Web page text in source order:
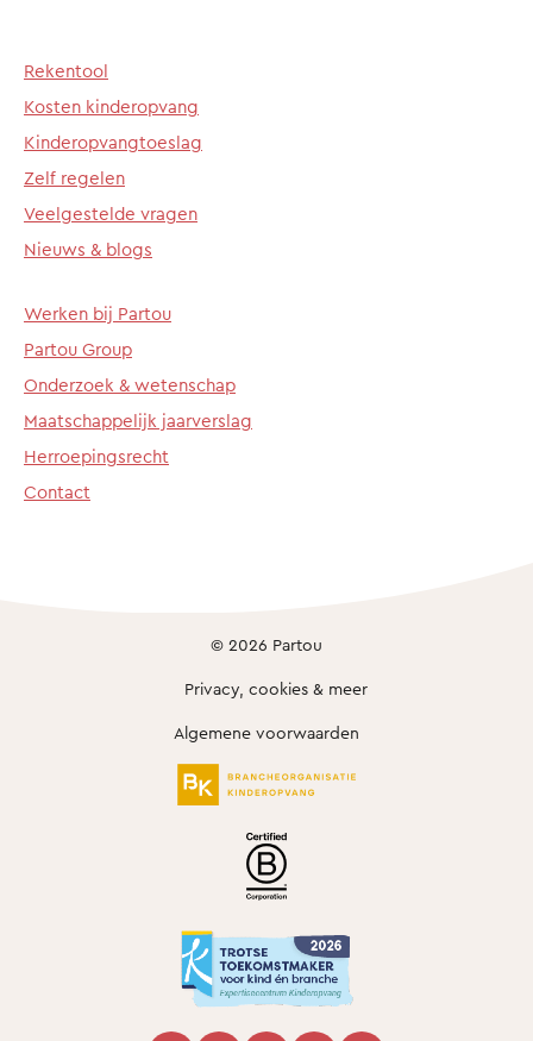
Rekentool
Kosten kinderopvang
Kinderopvangtoeslag
Zelf regelen
Veelgestelde vragen
Nieuws & blogs
Werken bij Partou
Partou Group
Onderzoek & wetenschap
Maatschappelijk jaarverslag
Herroepingsrecht
Contact
© 2026 Partou
Privacy, cookies & meer
Algemene voorwaarden